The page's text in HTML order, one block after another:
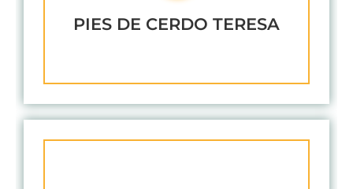
PIES DE CERDO TERESA